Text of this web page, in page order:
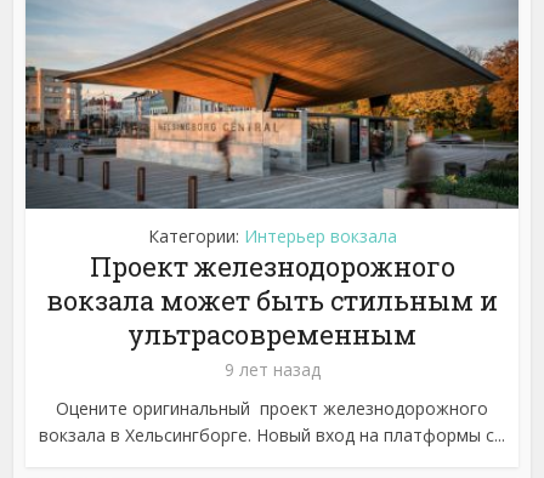
Категории: Интерьер вокзала
Проект железнодорожного
вокзала может быть стильным и
ультрасовременным
9 лет назад
Оцените оригинальный проект железнодорожного
вокзала в Хельсингборге. Новый вход на платформы с...